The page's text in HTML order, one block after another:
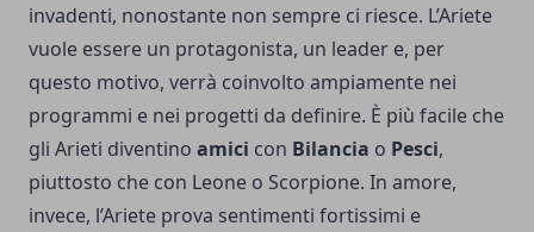
invadenti, nonostante non sempre ci riesce. L’Ariete
vuole essere un protagonista, un leader e, per
questo motivo, verrà coinvolto ampiamente nei
programmi e nei progetti da definire. È più facile che
gli Arieti diventino amici con Bilancia o Pesci,
piuttosto che con Leone o Scorpione. In amore,
invece, l’Ariete prova sentimenti fortissimi e